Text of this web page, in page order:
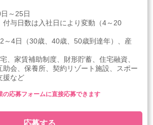
～25日
与日数は入社日により変動（4～20
～4日（30歳、40歳、50歳到達年）、産
、家賃補助制度、財形貯蓄、住宅融資、
助会、保養所、契約リゾート施設、スポー
援など
応募する
の応募フォームに直接応募できます